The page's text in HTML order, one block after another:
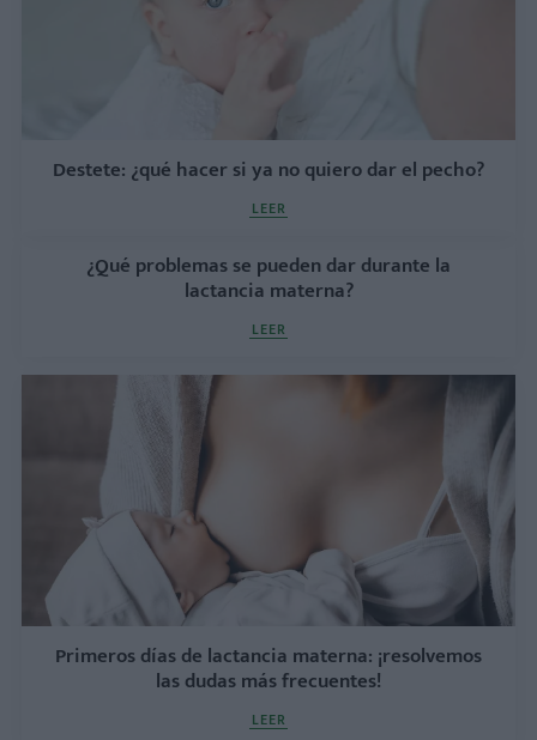
Destete: ¿qué hacer si ya no quiero dar el pecho?
LEER
¿Qué problemas se pueden dar durante la
lactancia materna?
LEER
Primeros días de lactancia materna: ¡resolvemos
las dudas más frecuentes!
LEER